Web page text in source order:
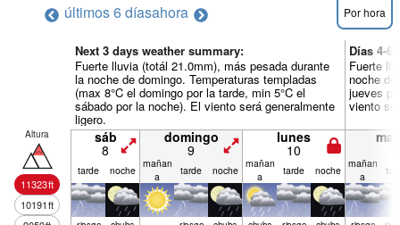
últimos 6 díasahora Por hora
Next 3 days weather summary:
Fuerte lluvia (totál 21.0mm), más pesada durante
la noche de domingo. Temperaturas templadas
(max 8°C el domingo por la tarde, min 5°C el
sábado por la noche). El viento será generalmente
ligero.
Días 4-6
Fuerte
noche
jueves
viento
Altura
11323ft
10191ft
sáb
8
domingo
9
lunes
10
tarde noche mañan
a
tarde noche mañan
a
tarde noche mañan
a